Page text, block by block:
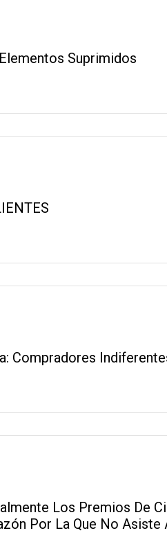
Suprimidos
Compradores
Los Premios De
Por La Que No